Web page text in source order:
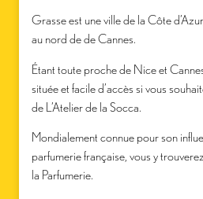
Grasse est une ville de la Côte
au nord de de Cannes.
Étant toute proche de Nice et
située et facile d’accès si vous
de L’Atelier de la Socca.
Mondialement connue pour son
parfumerie française, vous y
la Parfumerie.